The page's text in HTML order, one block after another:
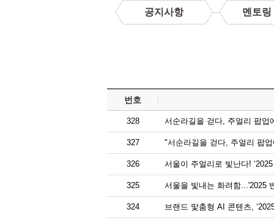
공지사항 멘토링
번호
328 서순라길을 걷다, 주얼리 팝업
327 "서순라길을 걷다, 주얼리 팝
326 서울이 주얼리로 빛난다!
325 서울을 빛내는 화려함...'2025
324 브랜드 맟춤형 AI 콘텐츠,